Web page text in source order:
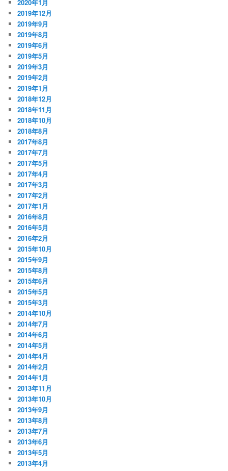
2020年1月
2019年12月
2019年9月
2019年8月
2019年6月
2019年5月
2019年3月
2019年2月
2019年1月
2018年12月
2018年11月
2018年10月
2018年8月
2017年8月
2017年7月
2017年5月
2017年4月
2017年3月
2017年2月
2017年1月
2016年8月
2016年5月
2016年2月
2015年10月
2015年9月
2015年8月
2015年6月
2015年5月
2015年3月
2014年10月
2014年7月
2014年6月
2014年5月
2014年4月
2014年2月
2014年1月
2013年11月
2013年10月
2013年9月
2013年8月
2013年7月
2013年6月
2013年5月
2013年4月